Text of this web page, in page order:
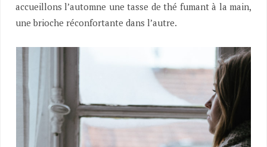
accueillons l’automne une tasse de thé fumant à la main,
une brioche réconfortante dans l’autre.